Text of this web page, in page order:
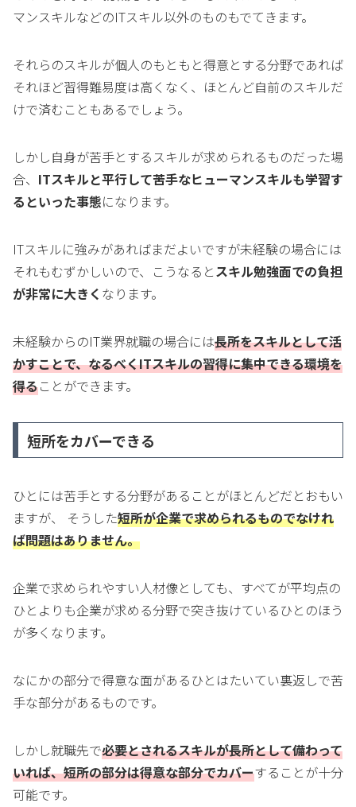
マンスキルなどのITスキル以外のものもでてきます。
それらのスキルが個人のもともと得意とする分野であれば
それほど習得難易度は高くなく、ほとんど自前のスキルだ
けで済むこともあるでしょう。
しかし自身が苦手とするスキルが求められるものだった場
合、 ITスキルと平行して苦手なヒューマンスキルも学習す
るといった事態になります。
ITスキルに強みがあればまだよいですが未経験の場合には
それもむずかしいので、こうなるとスキル勉強面での負担
が非常に大きく なります。
未経験からのIT業界就職の場合には長所をスキルとして活
かすことで、なるべくITスキルの習得に集中できる環境を
得ることができます。
短所をカバーできる
ひとには苦手とする分野があることがほとんどだとおもい
ますが、 そうした短所が企業で求められるものでなけれ
ば問題はありません。
企業で求められやすい人材像としても、すべてが平均点の
ひとよりも企業が求める分野で突き抜けているひとのほう
が多くなります。
なにかの部分で得意な面があるひとはたいてい裏返しで苦
手な部分があるものです。
しかし就職先で必要とされるスキルが長所として備わって
いれば、短所の部分は得意な部分でカバーすることが十分
可能です。